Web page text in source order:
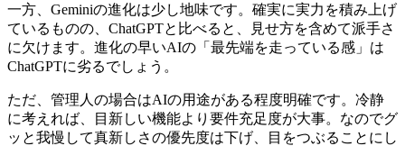
一方、Geminiの進化は少し地味です。確実に実力を積み上げ
ているものの、ChatGPTと比べると、見せ方を含めて派手さ
に欠けます。進化の早いAIの「最先端を走っている感」は
ChatGPTに劣るでしょう。
ただ、管理人の場合はAIの用途がある程度明確です。冷静
に考えれば、目新しい機能より要件充足度が大事。なのでグ
ッと我慢して真新しさの優先度は下げ、目をつぶることにし